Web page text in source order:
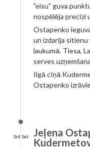
"eisu" guva
nospēlēja precīzi
Ostapenko
un izdarīja
laukumā. Tiesa,
serves
Ilgā cīņā
Ostapenko
3rd Set
Jeļena